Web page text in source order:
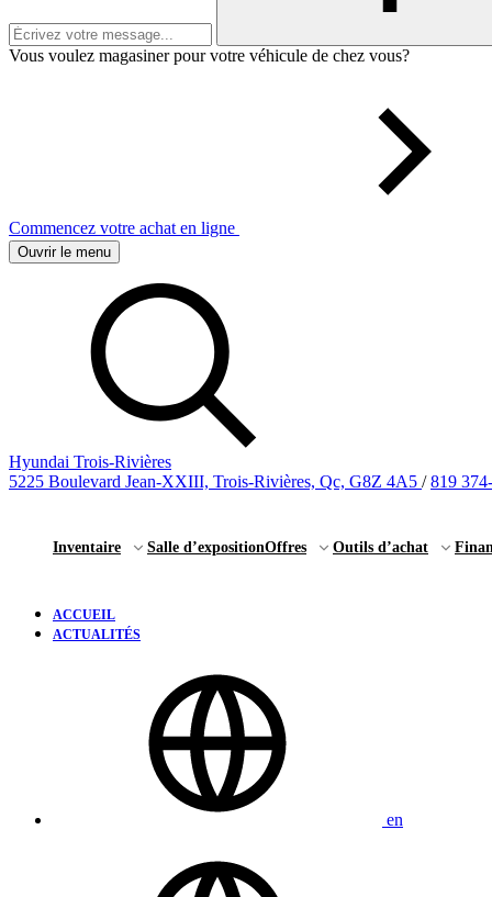
Vous voulez magasiner pour votre véhicule de chez vous?
Commencez votre achat en ligne
Ouvrir le menu
Hyundai Trois-Rivières
5225 Boulevard Jean-XXIII, Trois-Rivières, Qc, G8Z 4A5 / 819
Inventaire Salle d’expositionOffres Outils d’achat
ACCUEIL
ACTUALITÉS
en